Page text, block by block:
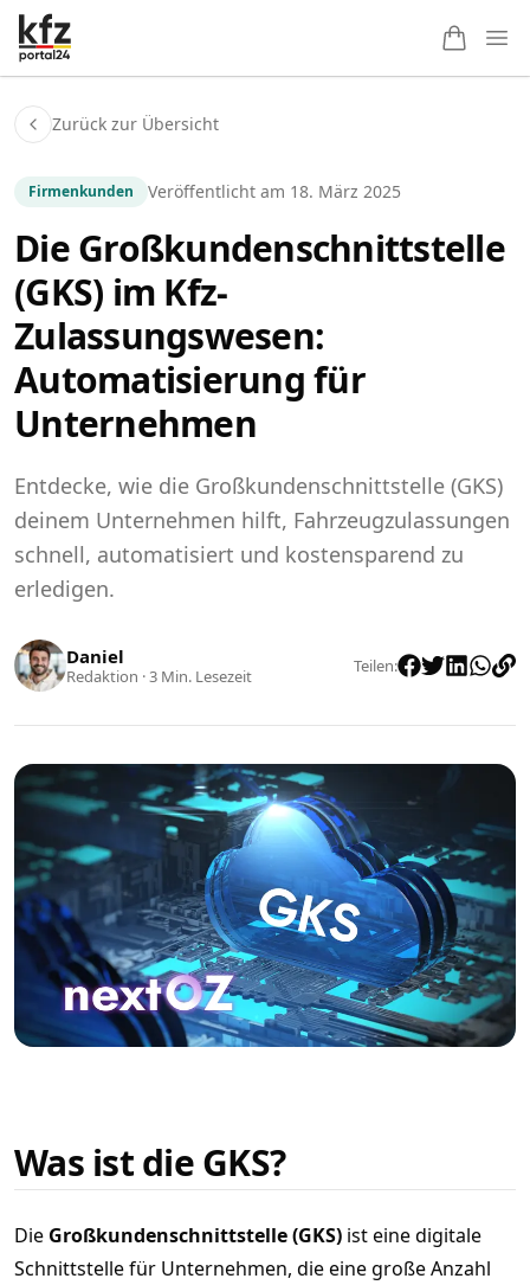
Zurück zur Übersicht
Firmenkunden Veröffentlicht am 18. März 2025
Die Großkundenschnittstelle
(GKS) im Kfz-
Zulassungswesen:
Automatisierung für
Unternehmen
Entdecke, wie die Großkundenschnittstelle (GKS)
deinem Unternehmen hilft, Fahrzeugzulassungen
schnell, automatisiert und kostensparend zu
erledigen.
Daniel
Redaktion ·3 Min. Lesezeit
Teilen:
Was ist die GKS?
Die Großkundenschnittstelle (GKS) ist eine digitale
Schnittstelle für Unternehmen, die eine große Anzahl